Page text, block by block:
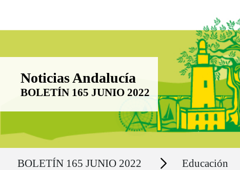
Boletín Noticias Andalucía
Noticias Andalucía
BOLETÍN 165 JUNIO 2022
BOLETÍN 165 JUNIO 2022 Secciones Educación